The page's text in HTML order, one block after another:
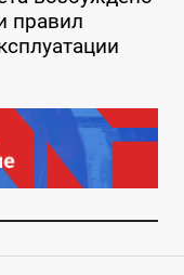
правил